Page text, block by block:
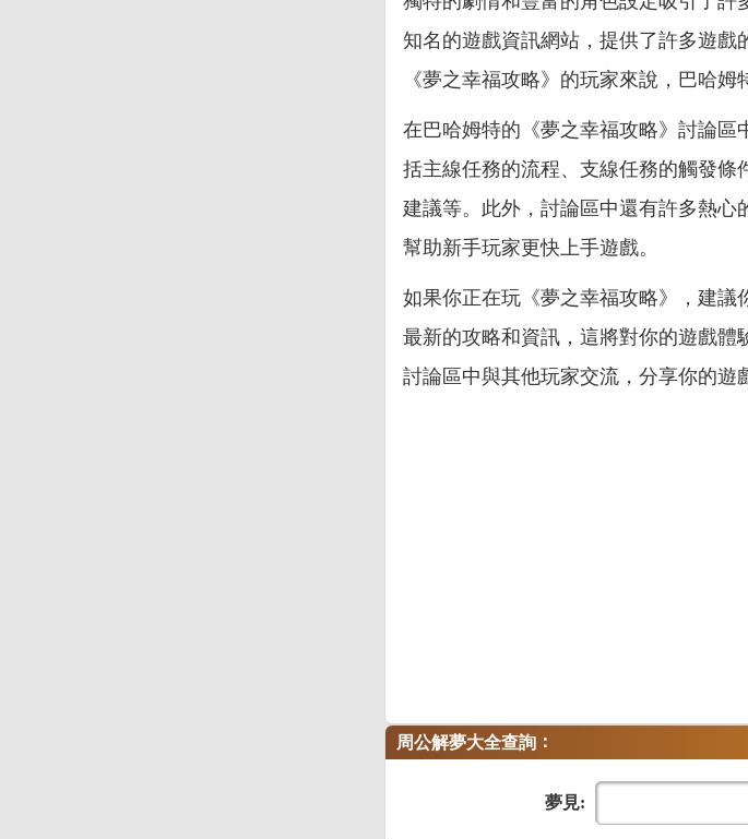
知名的遊戲資訊網站，提供了許多遊
《夢之幸福攻略》的玩家來說，巴哈姆
在巴哈姆特的《夢之幸福攻略》討論
括主線任務的流程、支線任務的觸發條
建議等。此外，討論區中還有許多熱心
幫助新手玩家更快上手遊戲。
如果你正在玩《夢之幸福攻略》，建
最新的攻略和資訊，這將對你的遊戲體
討論區中與其他玩家交流，分享你的遊
周公解夢大全查詢 ：
夢見: